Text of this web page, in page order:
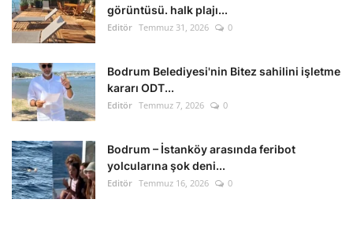
görüntüsü. halk plajı...
Editör Temmuz 31, 2026 0
Bodrum Belediyesi'nin Bitez sahilini işletme
kararı ODT...
Editör Temmuz 7, 2026 0
Bodrum – İstanköy arasında feribot
yolcularına şok deni...
Editör Temmuz 16, 2026 0